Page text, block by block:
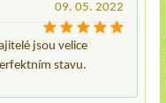
09. 05. 2022
jsou velice
stavu.